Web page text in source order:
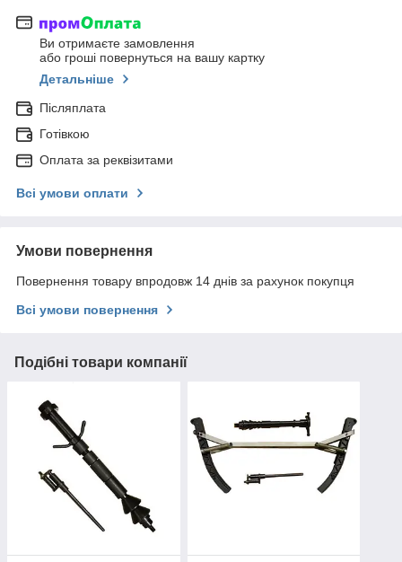
Ви отримаєте замовлення
або гроші повернуться на вашу картку
Детальніше
Післяплата
Готівкою
Оплата за реквізитами
Всі умови оплати
Умови повернення
Повернення товару впродовж 14 днів за рахунок покупця
Всі умови повернення
Подібні товари компанії